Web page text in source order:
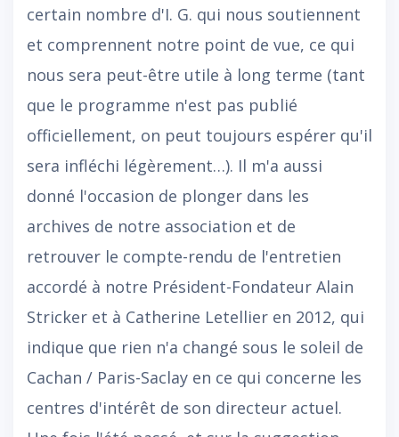
certain nombre d'I. G. qui nous soutiennent
et comprennent notre point de vue, ce qui
nous sera peut-être utile à long terme (tant
que le programme n'est pas publié
officiellement, on peut toujours espérer qu'il
sera infléchi légèrement…). Il m'a aussi
donné l'occasion de plonger dans les
archives de notre association et de
retrouver le compte-rendu de l'entretien
accordé à notre Président-Fondateur Alain
Stricker et à Catherine Letellier en 2012, qui
indique que rien n'a changé sous le soleil de
Cachan / Paris-Saclay en ce qui concerne les
centres d'intérêt de son directeur actuel.